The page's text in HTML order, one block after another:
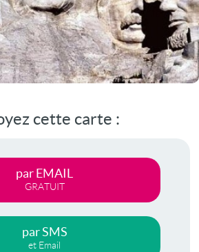
cette carte :
par EMAIL
GRATUIT
par SMS
et Email